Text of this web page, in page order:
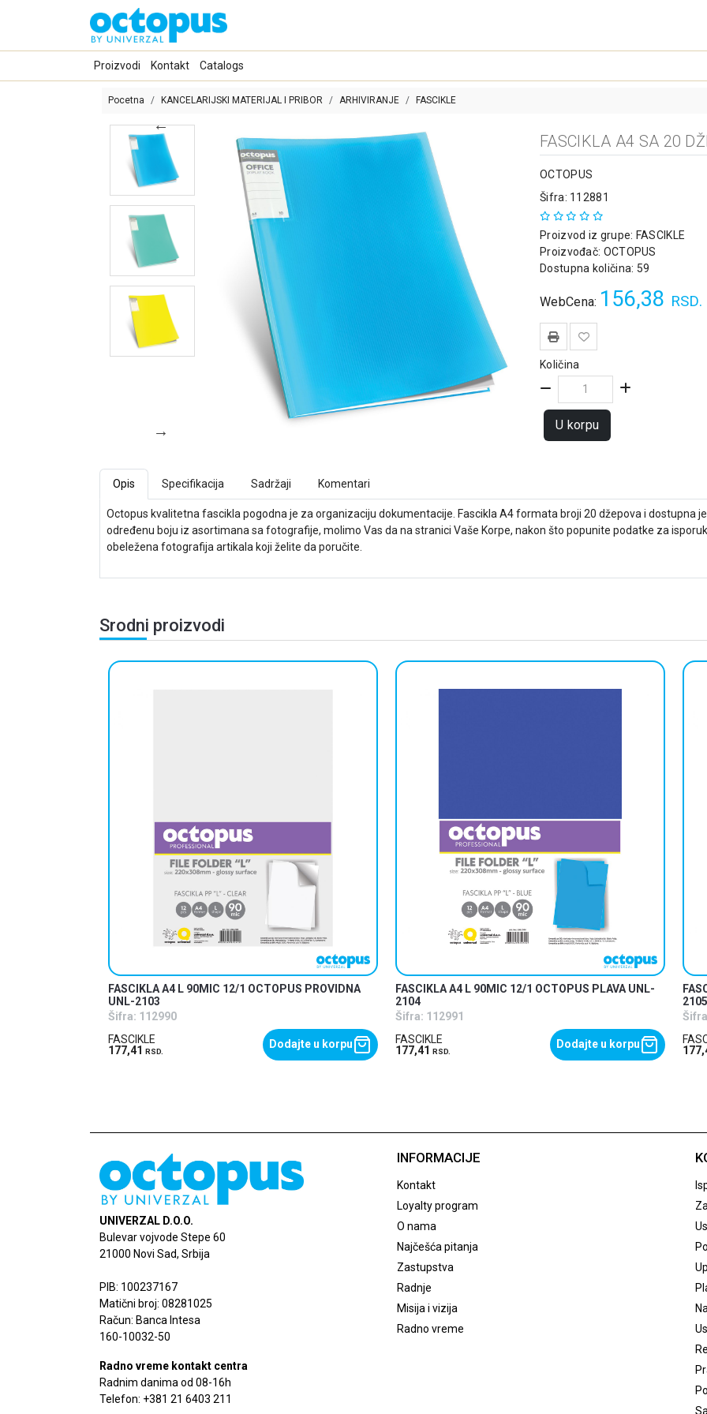
Proizvodi Kontakt Catalogs
Pocetna KANCELARIJSKI MATERIJAL I PRIBOR ARHIVIRANJE FASCIKLE
FASCIKLA A4 SA 20
OCTOPUS
Šifra: 112881
Proizvod iz grupe: FASCIKLE
Proizvođač: OCTOPUS
Dostupna količina: 59
WebCena: 156,38 RSD.
Količina
U korpu
Opis Specifikacija Sadržaji Komentari
Octopus kvalitetna fascikla pogodna je za organizaciju dokumentacije. Fascikla A4 formata broji 20 džepova i dostupna
određenu boju iz asortimana sa fotografije, molimo Vas da na stranici Vaše Korpe, nakon što popunite podatke za
obeležena fotografija artikala koji želite da poručite.
Srodni proizvodi
FASCIKLA A4 L 90MIC 12/1 OCTOPUS PROVIDNA
UNL-2103
Šifra: 112990
FASCIKLE
177,41 RSD.
Dodajte u korpu
FASCIKLA A4 L 90MIC 12/1 OCTOPUS PLAVA UNL-
2104
Šifra: 112991
FASCIKLE
177,41 RSD.
Dodajte u korpu
2105
UNIVERZAL D.O.O.
Bulevar vojvode Stepe 60
21000 Novi Sad, Srbija
PIB: 100237167
Matični broj: 08281025
Račun: Banca Intesa
160-10032-50
Radno vreme kontakt centra
Radnim danima od 08-16h
Telefon: +381 21 6403 211
INFORMACIJE
Kontakt
Loyalty program
O nama
Najčešća pitanja
Zastupstva
Radnje
Misija i vizija
Radno vreme